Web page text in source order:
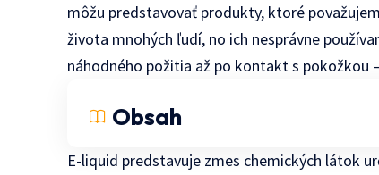
môžu predstavovať produkty, ktoré
života mnohých ľudí, no ich nesprávne
náhodného požitia až po kontakt s pokožkou
Obsah
E-liquid predstavuje zmes chemických látok